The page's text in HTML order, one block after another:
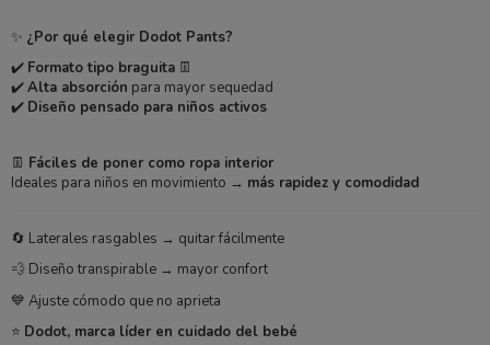
✨ ¿Por qué elegir Dodot Pants?
✔️ Formato tipo braguita👖
✔️Alta absorción para mayor sequedad
✔️ Diseño pensado para niños activos
👖 Fáciles de poner como ropa interior
Ideales para niños en movimiento → más rapidez y comodidad
🔄 Laterales rasgables → quitar fácilmente
💨 Diseño transpirable → mayor confort
💙 Ajuste cómodo que no aprieta
⭐ Dodot, marca líder en cuidado del bebé